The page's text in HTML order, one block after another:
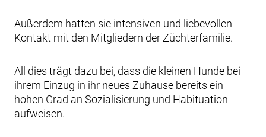
Außerdem hatten sie intensiven und liebevollen
Kontakt mit den Mitgliedern der Züchterfamilie.
All dies trägt dazu bei, dass die kleinen Hunde bei
ihrem Einzug in ihr neues Zuhause bereits ein
hohen Grad an Sozialisierung und Habituation
aufweisen.